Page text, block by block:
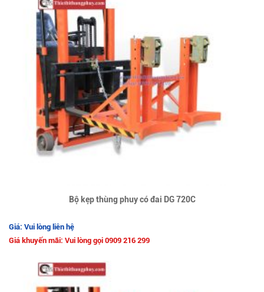
Bộ kẹp thùng phuy có đai DG 720C
Giá: Vui lòng liên hệ
Giá khuyến mãi: Vui lòng gọi 0909 216 299